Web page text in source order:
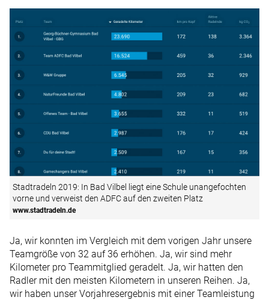
Stadtradeln 2019: In Bad Vilbel liegt eine Schule unangefochten
vorne und verweist den ADFC auf den zweiten Platz
www.stadtradeln.de
Ja, wir konnten im Vergleich mit dem vorigen Jahr unsere
Teamgröße von 32 auf 36 erhöhen. Ja, wir sind mehr
Kilometer pro Teammitglied geradelt. Ja, wir hatten den
Radler mit den meisten Kilometern in unseren Reihen. Ja,
wir haben unser Vorjahresergebnis mit einer Teamleistung